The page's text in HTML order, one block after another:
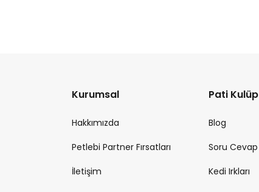
Kurumsal
Hakkımızda
Petlebi Partner Fırsatları
İletişim
Pati Kulüp
Blog
Soru Cevap
Kedi Irkları